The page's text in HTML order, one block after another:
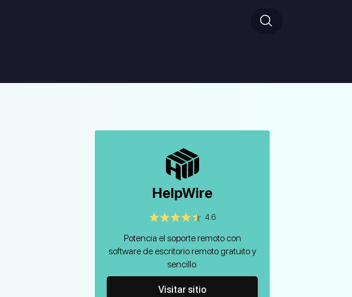
HelpWire
4.6
Potencia el soporte remoto con
software de escritorio remoto gratuito y
sencillo.
Visitar sitio